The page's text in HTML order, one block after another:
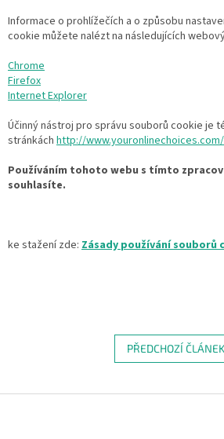
Informace o prohlížečích a o způsobu
cookie můžete nalézt na následujících
Chrome
Firefox
Internet Explorer
Účinný nástroj pro správu souborů cookie je
stránkách http://
Používáním tohoto webu s tímto
souhlasíte.
ke stažení zde: Zásady používání souborů
PŘEDCHOZÍ ČLÁNEK